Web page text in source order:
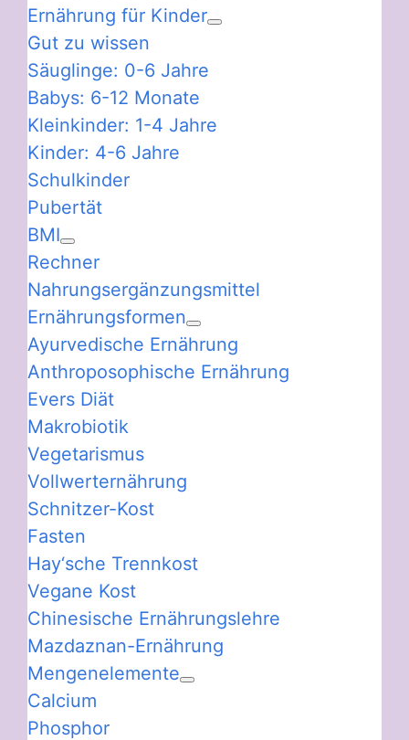
Ernährung für Kinder
Gut zu wissen
Säuglinge: 0-6 Jahre
Babys: 6-12 Monate
Kleinkinder: 1-4 Jahre
Kinder: 4-6 Jahre
Schulkinder
Pubertät
BMI
Rechner
Nahrungsergänzungsmittel
Ernährungsformen
Ayurvedische Ernährung
Anthroposophische Ernährung
Evers Diät
Makrobiotik
Vegetarismus
Vollwerternährung
Schnitzer-Kost
Fasten
Hay‘sche Trennkost
Vegane Kost
Chinesische Ernährungslehre
Mazdaznan-Ernährung
Mengenelemente
Calcium
Phosphor